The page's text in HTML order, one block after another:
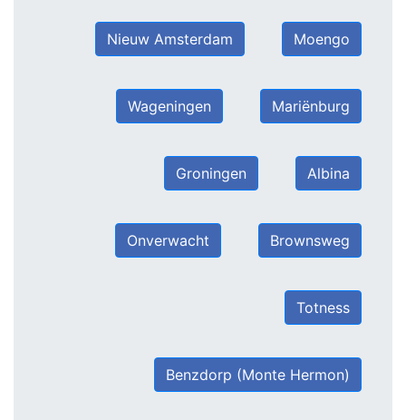
Moengo
Nieuw Amsterdam
Mariënburg
Wageningen
Albina
Groningen
Brownsweg
Onverwacht
Totness
Benzdorp (Monte Hermon)